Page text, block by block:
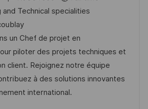
o
b
I
d
and Technical specialities
un Chef de projet en
piloter des projets techniques et
client. Rejoignez notre équipe
à des solutions innovantes
international.